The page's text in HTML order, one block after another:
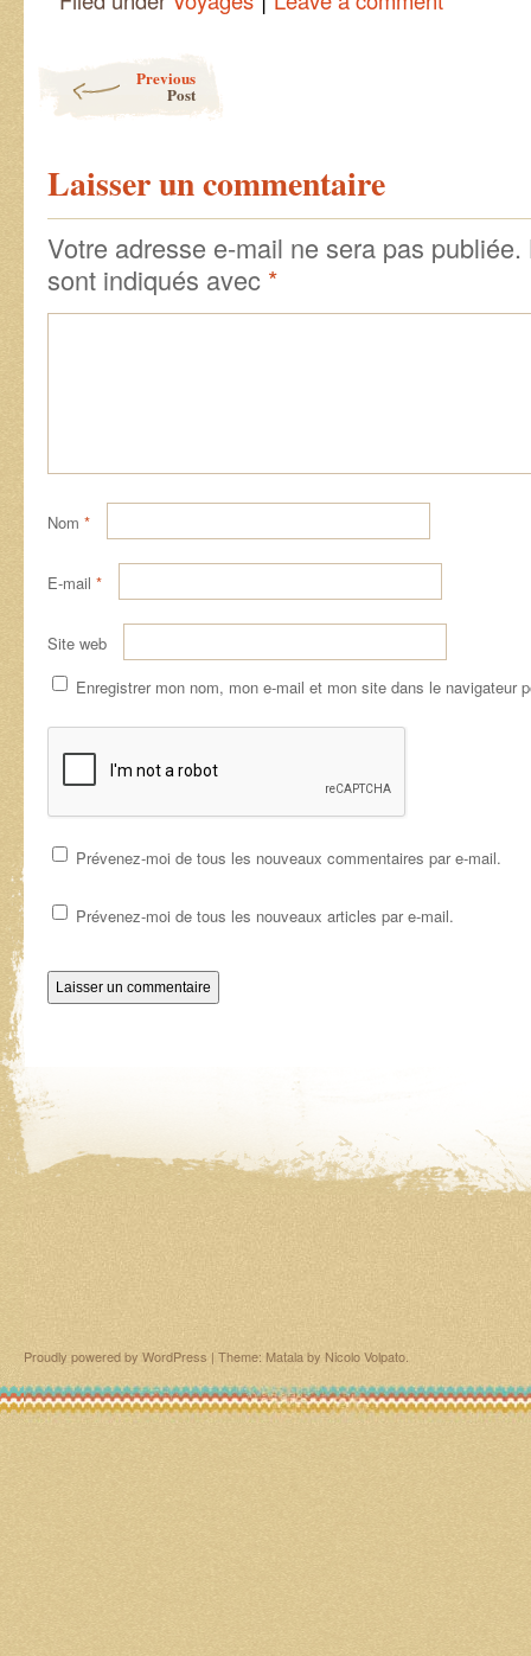
Previous
Post
Laisser un commentaire
Votre adresse e-mail ne sera pas publiée.
sont indiqués avec *
Nom *
E-mail *
Site web
Enregistrer mon nom, mon e-mail et mon site dans le navigateur
Prévenez-moi de tous les nouveaux commentaires par e-mail.
Prévenez-moi de tous les nouveaux articles par e-mail.
Proudly powered by WordPress | Theme: Matala by Nicolo Volpato